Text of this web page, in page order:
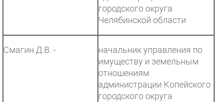
городского округа
Челябинской области
Смагин Д.В. -
начальник управления по
имуществу и земельным
отношениям
администрации Копейского
городского округа